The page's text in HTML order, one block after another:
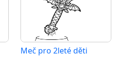
Meč pro 2leté děti